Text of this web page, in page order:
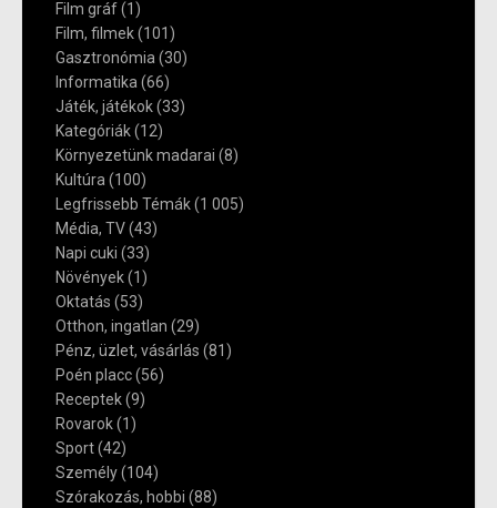
Film gráf(1)
Film, filmek(101)
Gasztronómia(30)
Informatika(66)
Játék, játékok(33)
Kategóriák(12)
Környezetünk madarai (8)
Kultúra(100)
Legfrissebb Témák(1 005)
Média, TV(43)
Napi cuki (33)
Növények(1)
Oktatás (53)
Otthon, ingatlan (29)
Pénz, üzlet, vásárlás (81)
Poén placc(56)
Receptek(9)
Rovarok(1)
Sport(42)
Személy(104)
Szórakozás, hobbi (88)